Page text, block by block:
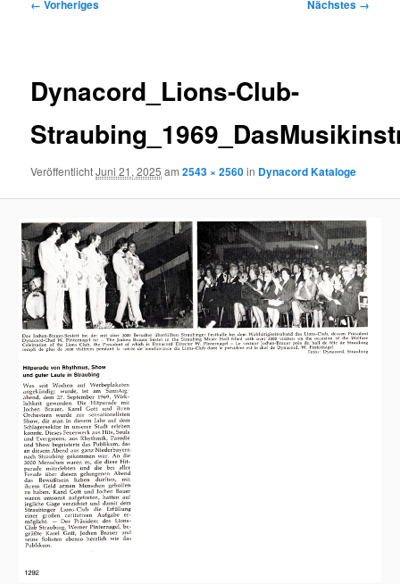
← Vorheriges Nächstes →
Dynacord_Lions-Club-
VeröffentlichtJuni 21, 2025 am2543 × 2560in Dynacord Kataloge